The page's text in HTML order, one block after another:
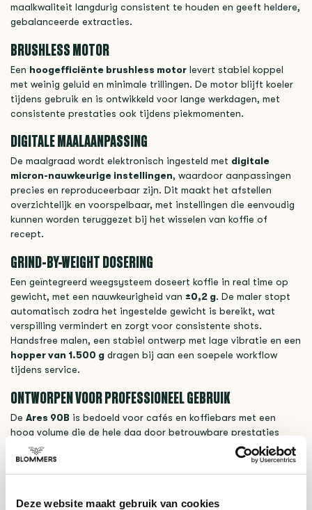
Deze website maakt gebruik van cookies
maalkwaliteit langdurig consistent te houden en geeft heldere,
gebalanceerde extracties.
BRUSHLESS MOTOR
Een hoogefficiënte brushless motor levert stabiel koppel
met weinig geluid en minimale trillingen. De motor blijft koeler
tijdens gebruik en is ontwikkeld voor lange werkdagen, met
consistente prestaties ook tijdens piekmomenten.
DIGITALE MAALAANPASSING
De maalgraad wordt elektronisch ingesteld met digitale
micron-nauwkeurige instellingen, waardoor aanpassingen
precies en reproduceerbaar zijn. Dit maakt het afstellen
overzichtelijk en voorspelbaar, met instellingen die eenvoudig
kunnen worden teruggezet bij het wisselen van koffie of
recept.
GRIND-BY-WEIGHT DOSERING
Een geïntegreerd weegsysteem doseert koffie in real time op
gewicht, met een nauwkeurigheid van ±0,2 g. De maler stopt
automatisch zodra het ingestelde gewicht is bereikt, wat
verspilling vermindert en zorgt voor consistente shots.
Handsfree malen, een stabiel ontwerp met lage vibratie en een
hopper van 1.500 g dragen bij aan een soepele workflow
tijdens service.
ONTWORPEN VOOR PROFESSIONEEL GEBRUIK
De Ares 90B is bedoeld voor cafés en koffiebars met een
hoog volume die de hele dag door betrouwbare prestaties
nodig hebben. Hij combineert een vertrouwde, efficiënte
workflow met verbeterde componenten die consistentie en
langdurige betrouwbaarheid ondersteunen.